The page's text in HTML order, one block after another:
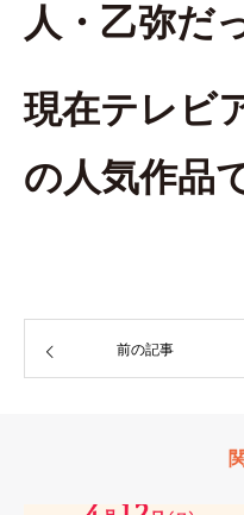
人・乙弥だ
現在テレビ
の人気作品
前の記事